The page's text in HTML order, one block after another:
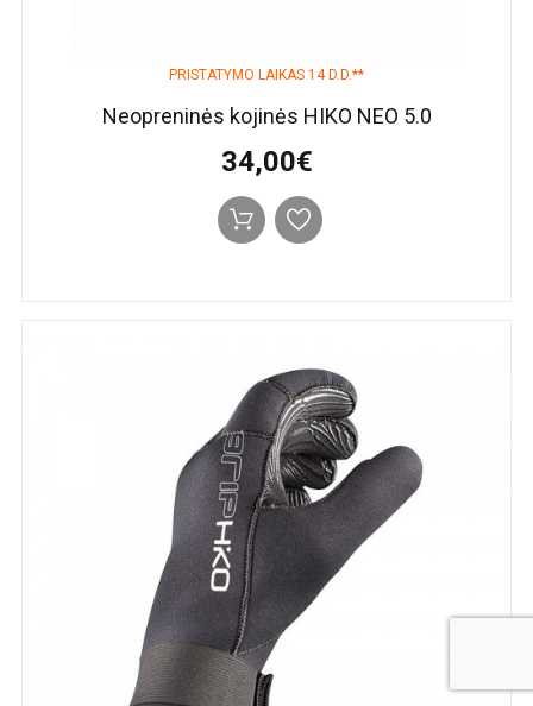
PRISTATYMO LAIKAS 14 D.D.**
Neopreninės kojinės HIKO NEO 5.0
34,00€